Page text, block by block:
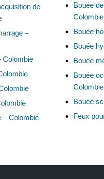
de
–
Colombie
– Colombie
Bouée
Colombie
Bouée
Bouée
Bouée
Bouée
Colombie
Bouée
Feux